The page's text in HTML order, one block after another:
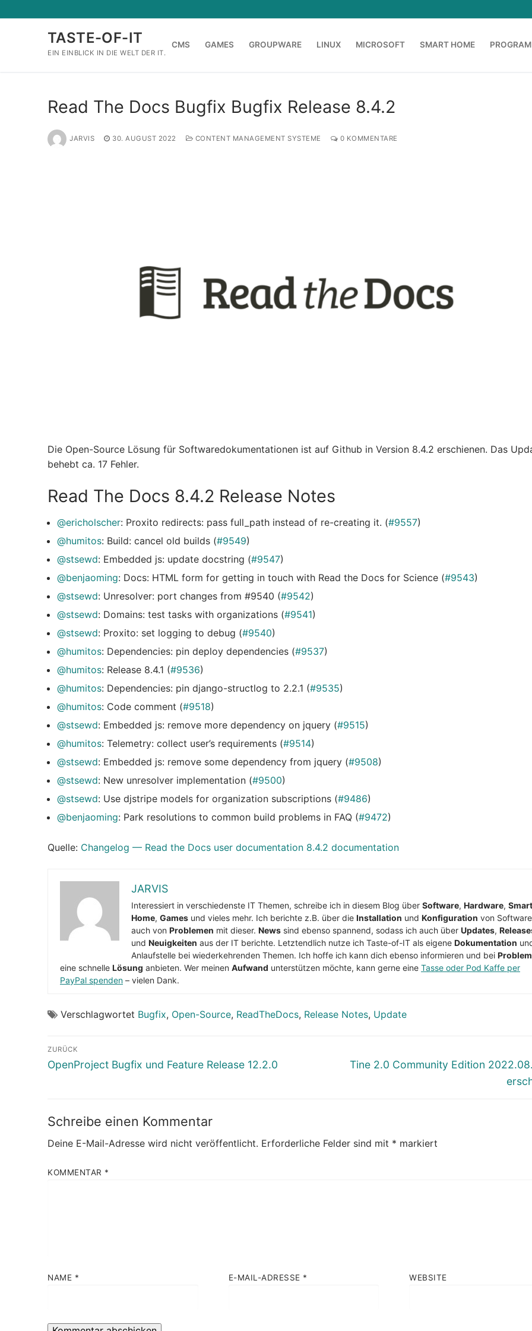
Inhalt
TASTE-OF-IT
EIN EINBLICK IN DIE WELT DER IT.
CMS GAMES GROUPWARE LINUX MICROSOFT SMART HOME
Read The Docs Bugfix Bugfix Release 8.4.2
JARVIS 30. AUGUST 2022 CONTENT MANAGEMENT SYSTEME 0 KOMMENTARE
Die Open-Source Lösung für Softwaredokumentationen ist auf Github in Version 8.4.2 erschienen. Das
behebt ca. 17 Fehler.
Read The Docs 8.4.2 Release Notes
@ericholscher: Proxito redirects: pass full_path instead of re-creating it. (#9557)
@humitos: Build: cancel old builds (#9549)
@stsewd: Embedded js: update docstring (#9547)
@benjaoming: Docs: HTML form for getting in touch with Read the Docs for Science (#9543)
@stsewd: Unresolver: port changes from #9540 (#9542)
@stsewd: Domains: test tasks with organizations (#9541)
@stsewd: Proxito: set logging to debug (#9540)
@humitos: Dependencies: pin deploy dependencies (#9537)
@humitos: Release 8.4.1 (#9536)
@humitos: Dependencies: pin django-structlog to 2.2.1 (#9535)
@humitos: Code comment (#9518)
@stsewd: Embedded js: remove more dependency on jquery (#9515)
@humitos: Telemetry: collect user’s requirements (#9514)
@stsewd: Embedded js: remove some dependency from jquery (#9508)
@stsewd: New unresolver implementation (#9500)
@stsewd: Use djstripe models for organization subscriptions (#9486)
@benjaoming: Park resolutions to common build problems in FAQ (#9472)
Quelle: Changelog — Read the Docs user documentation 8.4.2 documentation
JARVIS
Interessiert in verschiedenste IT Themen, schreibe ich in diesem Blog über Software, Hardware, Smart
Home, Games und vieles mehr. Ich berichte z.B. über die Installation und Konfiguration von
auch von Problemen mit dieser. News sind ebenso spannend, sodass ich auch über Updates,
und Neuigkeiten aus der IT berichte. Letztendlich nutze ich Taste-of-IT als eigene Dokumentation
Anlaufstelle bei wiederkehrenden Themen. Ich hoffe ich kann dich ebenso informieren und bei
eine schnelle Lösung anbieten. Wer meinen Aufwand unterstützen möchte, kann gerne eine Tasse oder Pod Kaffe per
PayPal spenden – vielen Dank.
Verschlagwortet Bugfix, Open-Source, ReadTheDocs, Release Notes, Update
Beitragsnavigation
ZURÜCK
Vorheriger
OpenProject Bugfix und Feature Release 12.2.0
Nächster
Tine 2.0 Community Edition
Schreibe einen Kommentar
Deine E-Mail-Adresse wird nicht veröffentlicht. Erforderliche Felder sind mit * markiert
KOMMENTAR *
NAME * E-MAIL-ADRESSE * WEBSITE